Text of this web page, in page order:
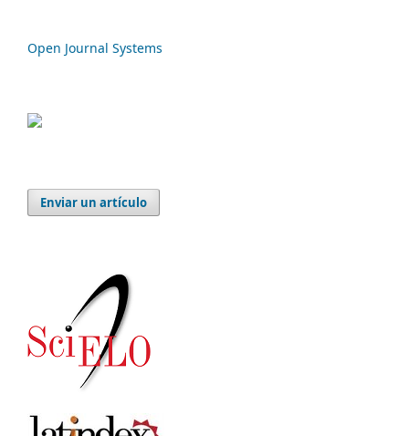
Open Journal Systems
Enviar un artículo